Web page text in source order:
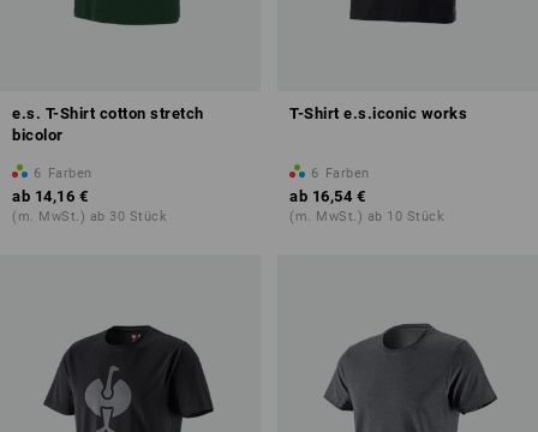
e.s. T-Shirt cotton stretch
bicolor
6 Farben
ab 14,16 €
(m. MwSt.) ab 30 Stück
T-Shirt e.s.iconic works
6 Farben
ab 16,54 €
(m. MwSt.) ab 10 Stück